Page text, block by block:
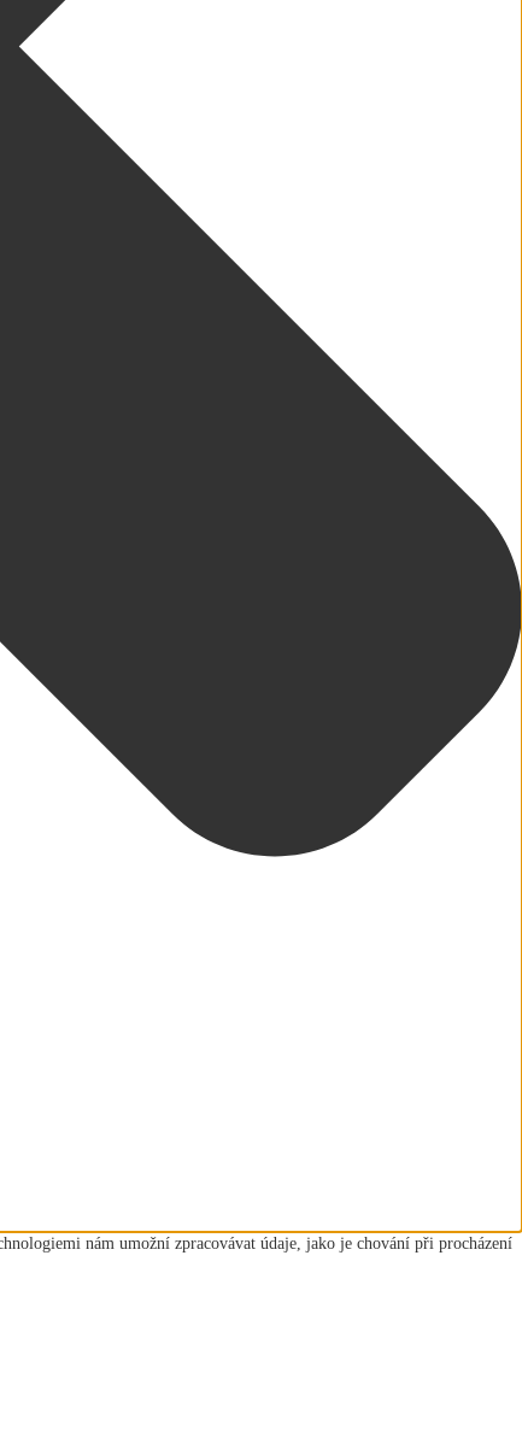
nám umožní zpracovávat údaje, jako je chování při procházení